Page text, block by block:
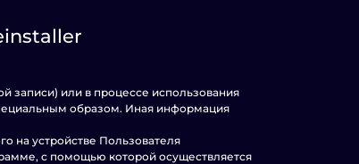
записи) или в процессе использования
образом. Иная информация
на устройстве Пользователя
с помощью которой осуществляется